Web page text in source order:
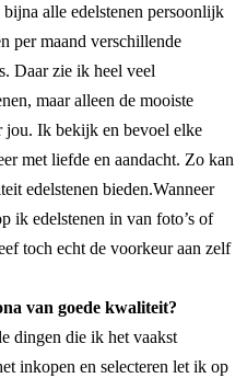
alle edelstenen persoonlijk
per maand verschillende
Daar zie ik heel veel
maar alleen de mooiste
jou. Ik bekijk en bevoel elke
met liefde en aandacht. Zo kan
edelstenen bieden.Wanneer
ik edelstenen in van foto’s of
toch echt de voorkeur aan zelf
van goede kwaliteit?
dingen die ik het vaakst
inkopen en selecteren let ik op